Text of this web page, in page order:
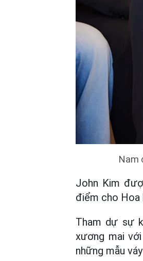
Nam
John Kim
điểm cho Hoa
Tham dự sự
xương mai
những mẫu